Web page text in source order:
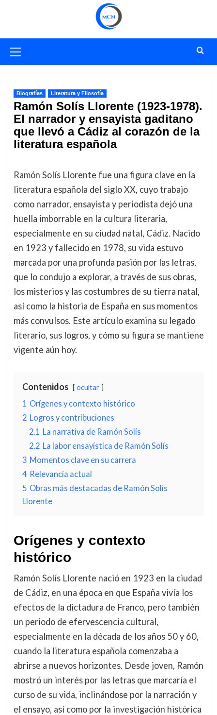
primario
Biografías Literatura y Filosofía
Ramón Solís Llorente (1923-1978).
El narrador y ensayista gaditano
que llevó a Cádiz al corazón de la
literatura española
Ramón Solís Llorente fue una figura clave en la
literatura española del siglo XX, cuyo trabajo
como narrador, ensayista y periodista dejó una
huella imborrable en la cultura literaria,
especialmente en su ciudad natal, Cádiz. Nacido
en 1923 y fallecido en 1978, su vida estuvo
marcada por una profunda pasión por las letras,
que lo condujo a explorar, a través de sus obras,
los misterios y las costumbres de su tierra natal,
así como la historia de España en sus momentos
más convulsos. Este artículo examina su legado
literario, sus logros, y cómo su figura se mantiene
vigente aún hoy.
Contenidos ocultar
1 Orígenes y contexto histórico
2 Logros y contribuciones
2.1 La narrativa de Ramón Solís
2.2 La labor ensayística de Ramón Solís
3 Momentos clave en su carrera
4 Relevancia actual
5 Obras más destacadas de Ramón Solís
Llorente
Orígenes y contexto
histórico
Ramón Solís Llorente nació en 1923 en la ciudad
de Cádiz, en una época en que España vivía los
efectos de la dictadura de Franco, pero también
un periodo de efervescencia cultural,
especialmente en la década de los años 50 y 60,
cuando la literatura española comenzaba a
abrirse a nuevos horizontes. Desde joven, Ramón
mostró un interés por las letras que marcaría el
curso de su vida, inclinándose por la narración y
el ensayo, así como por la investigación histórica